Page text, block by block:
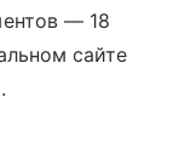
— 18
сайте